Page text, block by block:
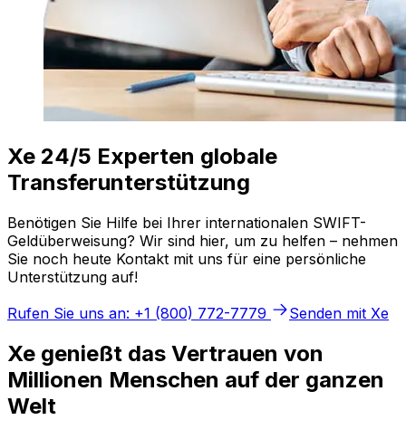
Xe 24/5 Experten globale
Transferunterstützung
Benötigen Sie Hilfe bei Ihrer internationalen SWIFT-
Geldüberweisung? Wir sind hier, um zu helfen – nehmen
Sie noch heute Kontakt mit uns für eine persönliche
Unterstützung auf!
Rufen Sie uns an: +1 (800) 772-7779
Senden mit Xe
Xe genießt das Vertrauen von
Millionen Menschen auf der ganzen
Welt